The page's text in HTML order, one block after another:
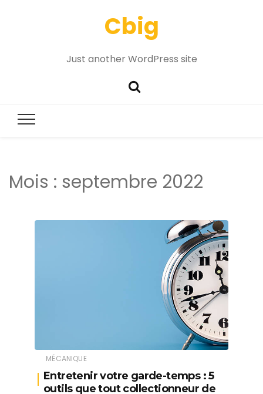
Cbig
Just another WordPress site
Mois : septembre 2022
MÉCANIQUE
Entretenir votre garde-temps : 5
outils que tout collectionneur de